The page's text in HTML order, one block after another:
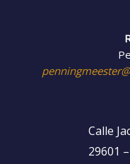
Calle
29601